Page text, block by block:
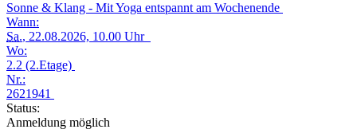
Sonne & Klang - Mit Yoga entspannt am Wochenende
Wann:
Sa., 22.08.2026, 10.00 Uhr
Wo:
2.2 (2.Etage)
Nr.:
2621941
Status:
Anmeldung möglich